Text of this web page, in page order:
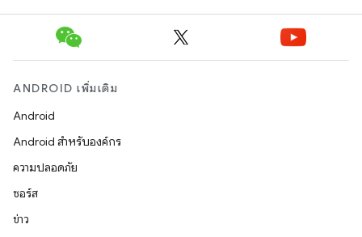
ANDROID เพิ่มเติม
Android
Android สำหรับองค์กร
ความปลอดภัย
ซอร์ส
ข่าว